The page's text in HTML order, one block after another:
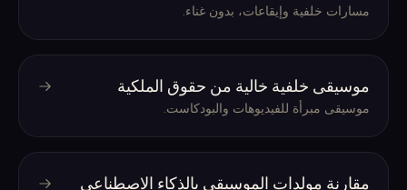
مسارات خلفية وإيقاعات، بدون غناء.
موسيقى خلفية خالية من حقوق الملكية
موسيقى مبرأة للفيديوهات والبودكاست.
مقارنة مولدات الموسيقى بالذكاء الاصطناعي